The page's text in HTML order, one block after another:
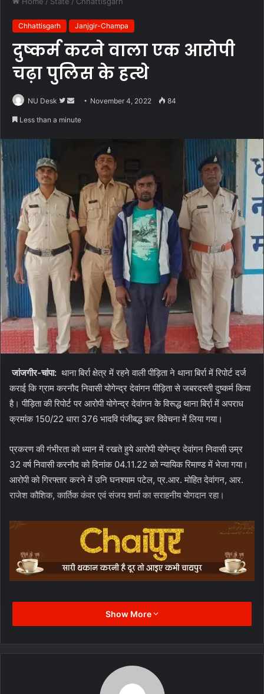
Chhattisgarh Janjgir-Champa
दुष्कर्म करने वाला एक आरोपी
चढ़ा पुलिस के हत्थे
NU Desk
Follow
Send November 4, 2022 84
Less than a minute
जांजगीर-चांपा: थाना बिर्रा क्षेत्र में रहने वाली पीड़िता ने थाना बिर्रा में रिपोर्ट दर्ज
कराई कि ग्राम करनौद निवासी योगेन्द्र देवांगन पीड़िता से जबरदस्ती दुष्कर्म किया
है। पीड़िता की रिपोर्ट पर आरोपी योगेन्द्र देवांगन के विरूद्ध थाना बिर्रा़ में अपराध
क्रमांक 150/22 धारा 376 भादवि पंजीबद्ध कर विवेचना में लिया गया।
प्रकरण की गंभीरता को ध्यान में रखते हुये आरोपी योगेन्द्र देवांगन निवासी उम्र
32 वर्ष निवासी करनौद को दिनांक 04.11.22 को न्यायिक रिमाण्ड में भेजा गया।
आरोपी को गिरफ्तार करने में उनि घनश्याम पटेल, प्र.आर. मोहित देवांगन, आर.
राजेश कौशिक, कार्तिक कंवर एवं संजय शर्मा का सराहनीय योगदान रहा।
Show More